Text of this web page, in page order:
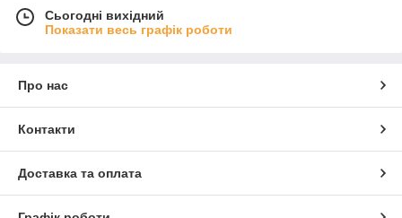
Сьогодні вихідний
Показати весь графік роботи
Про нас
Контакти
Доставка та оплата